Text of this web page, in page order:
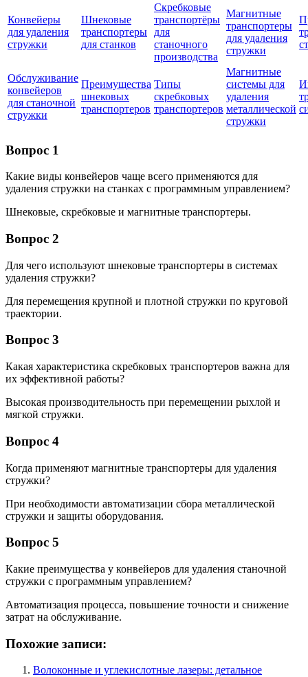
Конвейеры
для удаления
стружки
Шнековые
транспортеры
для станков
Скребковые
транспортёры
для
станочного
производства
Магнитные
транспортеры
для удаления
стружки
Обслуживание
конвейеров
для станочной
стружки
Преимущества
шнековых
транспортеров
Типы
скребковых
транспортеров
Магнитные
системы для
удаления
металлической
стружки
Вопрос 1
Какие виды конвейеров чаще всего применяются для
удаления стружки на станках с программным управлением?
Шнековые, скребковые и магнитные транспортеры.
Вопрос 2
Для чего используют шнековые транспортеры в системах
удаления стружки?
Для перемещения крупной и плотной стружки по круговой
траектории.
Вопрос 3
Какая характеристика скребковых транспортеров важна для
их эффективной работы?
Высокая производительность при перемещении рыхлой и
мягкой стружки.
Вопрос 4
Когда применяют магнитные транспортеры для удаления
стружки?
При необходимости автоматизации сбора металлической
стружки и защиты оборудования.
Вопрос 5
Какие преимущества у конвейеров для удаления станочной
стружки с программным управлением?
Автоматизация процесса, повышение точности и снижение
затрат на обслуживание.
Похожие записи:
Волоконные и углекислотные лазеры: детальное